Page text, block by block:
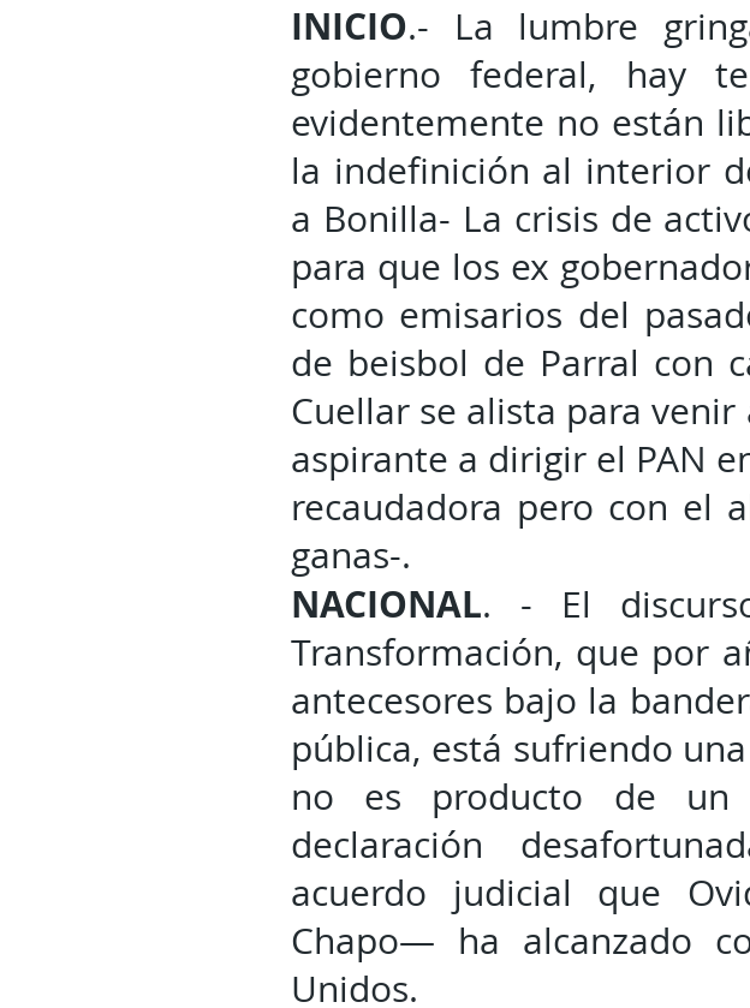
INICIO.- La lumbre
gobierno federal, hay
evidentemente no están
la indefinición al interior
a Bonilla- La crisis de
para que los ex
como emisarios del
de beisbol de Parral con
Cuellar se alista para
aspirante a dirigir el PAN
recaudadora pero con el
ganas-.
NACIONAL. - El
Transformación, que por
antecesores bajo la
pública, está sufriendo
no es producto de un
declaración
acuerdo judicial que
Chapo— ha alcanzado
Unidos.